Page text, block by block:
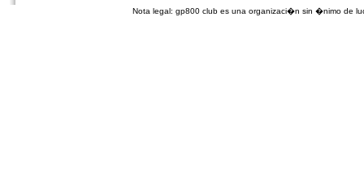
Nota legal: gp800 club es una organizaci�n sin �nimo de